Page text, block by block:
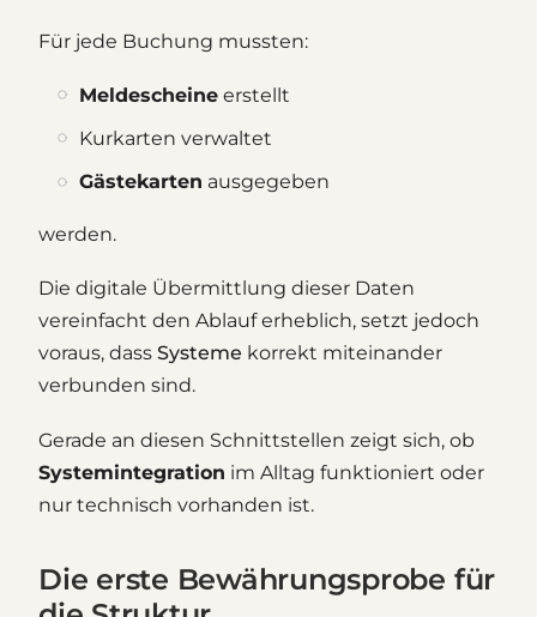
Für jede Buchung mussten:
Meldescheine erstellt
Kurkarten verwaltet
Gästekarten ausgegeben
werden.
Die digitale Übermittlung dieser Daten
vereinfacht den Ablauf erheblich, setzt jedoch
voraus, dass Systeme korrekt miteinander
verbunden sind.
Gerade an diesen Schnittstellen zeigt sich, ob
Systemintegration im Alltag funktioniert oder
nur technisch vorhanden ist.
Die erste Bewährungsprobe für